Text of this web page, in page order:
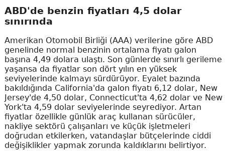
ABD'de benzin fiyatları 4,5 dolar
sınırında
Amerikan Otomobil Birliği (AAA) verilerine göre ABD
genelinde normal benzinin ortalama fiyatı galon
başına 4,49 dolara ulaştı. Son günlerde sınırlı gerileme
yaşansa da fiyatlar son dört yılın en yüksek
seviyelerinde kalmayı sürdürüyor. Eyalet bazında
bakıldığında California'da galon fiyatı 6,12 dolar, New
Jersey'de 4,50 dolar, Connecticut'ta 4,62 dolar ve New
York'ta 4,59 dolar seviyelerinde seyrediyor. Artan
fiyatlar özellikle günlük araç kullanan sürücüler,
nakliye sektörü çalışanları ve küçük işletmeleri
doğrudan etkilerken, vatandaşlar bütçelerinde ciddi
değişiklikler yapmak zorunda kaldıklarını belirtiyor.